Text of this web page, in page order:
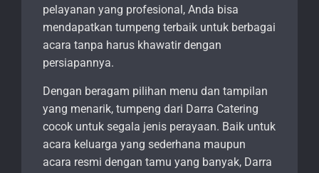
pelayanan yang profesional, Anda bisa
mendapatkan tumpeng terbaik untuk berbagai
acara tanpa harus khawatir dengan
persiapannya.
Dengan beragam pilihan menu dan tampilan
yang menarik, tumpeng dari Darra Catering
cocok untuk segala jenis perayaan. Baik untuk
acara keluarga yang sederhana maupun
acara resmi dengan tamu yang banyak, Darra